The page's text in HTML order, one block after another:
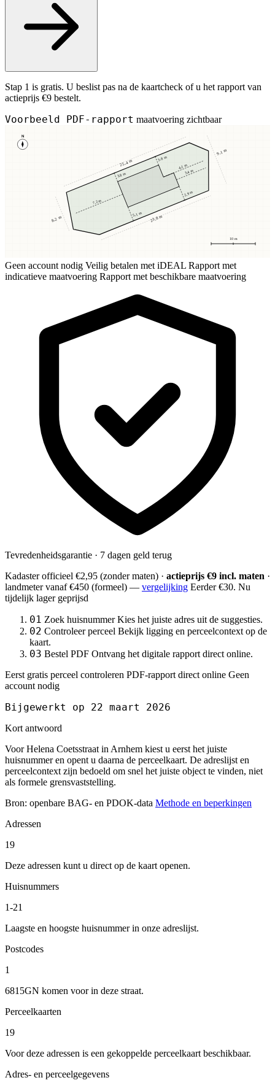
Stap 1 is gratis. U beslist pas na de kaartcheck of u het rapport van
actieprijs €9 bestelt.
Voorbeeld PDF-rapport maatvoering zichtbaar
N
10 m
3,8 m
3,8 m
5,1 m
2,9 m
7,2 m
3,4 m
4,1 m
25,4 m
23,8 m
8,2 m
9,1 m
Geen account nodig Veilig betalen met iDEAL Rapport met
indicatieve maatvoering Rapport met beschikbare maatvoering
Tevredenheidsgarantie · 7 dagen geld terug
Kadaster officieel €2,95 (zonder maten) · actieprijs €9 incl. maten ·
landmetervanaf €450 (formeel) — vergelijking Eerder €30. Nu
tijdelijk lager geprijsd
01 Zoek huisnummer Kies het juiste adres uit de suggesties.
02 Controleer perceel Bekijk ligging en perceelcontext op de
kaart.
03 Bestel PDF Ontvang het digitale rapport direct online.
Eerst gratis perceel controleren PDF-rapport direct online Geen
account nodig
Bijgewerkt op 22 maart 2026
Kort antwoord
Voor Helena Coetsstraat in Arnhem kiest u eerst het juiste
huisnummer en opent u daarna de perceelkaart. De adreslijst en
perceelcontext zijn bedoeld om snel het juiste object te vinden, niet
als formele grensvaststelling.
Bron: openbare BAG- en PDOK-data Methode en beperkingen
Adressen
19
Deze adressen kunt u direct op de kaart openen.
Huisnummers
1-21
Laagste en hoogste huisnummer in onze adreslijst.
Postcodes
1
6815GN komen voor in deze straat.
Perceelkaarten
19
Voor deze adressen is een gekoppelde perceelkaart beschikbaar.
Adres- en perceelgegevens